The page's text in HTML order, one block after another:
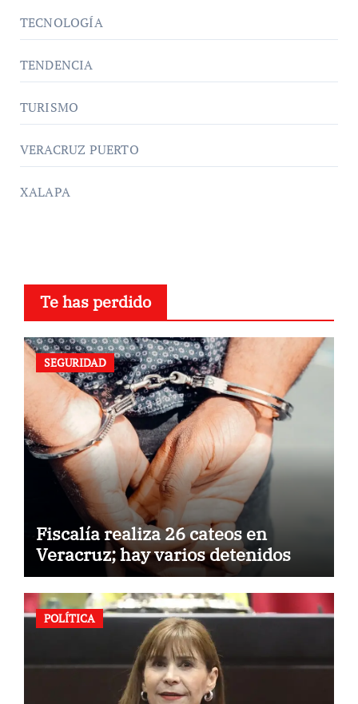
TECNOLOGÍA
TENDENCIA
TURISMO
VERACRUZ PUERTO
XALAPA
Te has perdido
SEGURIDAD
Fiscalía realiza 26 cateos en
Veracruz; hay varios detenidos
POLÍTICA